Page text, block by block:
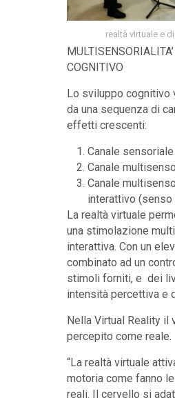
realtà virtuale e
COGNITIVO
Lo sviluppo cognitivo
da una sequenza di
effetti crescenti:
Canale sensoriale
Canale
Canale
interattivo (senso
La realtà virtuale
una stimolazione
interattiva. Con un
combinato ad un
stimoli forniti, e dei
intensità percettiva e
Nella Virtual Reality il
percepito come reale.
“La realtà virtuale
motoria come fanno
reali. Il cervello si